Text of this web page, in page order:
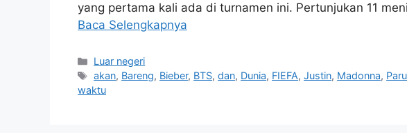
yang pertama kali ada di turnamen ini. Pertunjukan 11
Baca Selengkapnya
Kategori
Luar negeri
Tag
akan, Bareng, Bieber, BTS,dan, Dunia, FIEFA,Justin, Madonna,
waktu